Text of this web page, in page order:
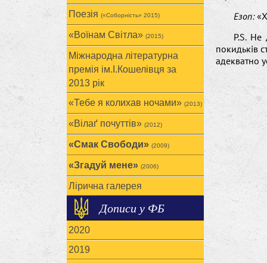
Поезія («Соборність» 2015)
«Воїнам Cвітла» (2015)
Міжнародна літературна
премія ім.І.Кошелівця за
2013 рік
«Тебе я колихав ночами» (2013)
«Вілаґ почуттів» (2012)
«Смак Свободи» (2009)
«Згадуй мене» (2006)
Лірична галерея
Дописи у ФБ
2020
2019
Езоп:
P.S.
покидьків
адекватно